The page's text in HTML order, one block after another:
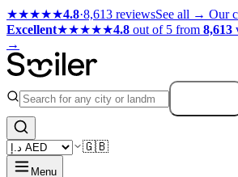
★★★★★4.8·8,613 reviewsSee all → Our
Excellent★★★★★4.8 out of 5 from 8,613
→
🇬🇧
Menu